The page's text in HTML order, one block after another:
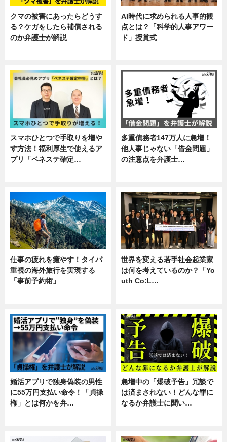
クマの被害にあったらどうす
る？ケガをしたら補償される
のか弁護士が解説
AI時代に求められる人事的観
点とは？「科学的人事アワー
ド」授賞式
スマホひとつで手取りを増や
す方法！福利厚生で使えるア
プリ「ベネステ確定…
多重債務者147万人に急増！
他人事じゃない「借金問題」
の注意点を弁護士…
仕事の疲れを癒やす！タイパ
重視の海外旅行を実現する
「事前予約術」
世界を変える若手社会起業家
は何を考えているのか？「Yo
uth Co:L…
婚活アプリで独身偽装の男性
に55万円支払い命令！「貞操
権」とは何かを弁…
急増中の「爆破予告」冗談で
は済まされない！どんな罪に
なるか弁護士に聞い…